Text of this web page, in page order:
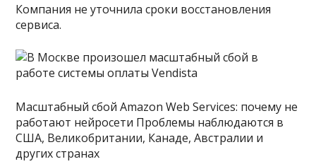
Компания не уточнила сроки восстановления
сервиса.
Масштабный сбой Amazon Web Services: почему не
работают нейросети Проблемы наблюдаются в
США, Великобритании, Канаде, Австралии и
других странах